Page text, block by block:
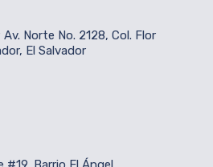
Av. Norte No. 2128, Col. Flor
El Salvador